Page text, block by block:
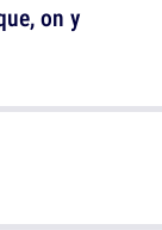
on y